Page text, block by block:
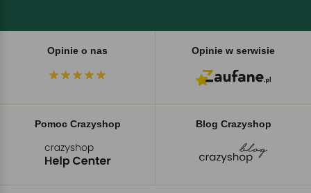
Opinie o nas Opinie w serwisie
Pomoc Crazyshop Blog Crazyshop